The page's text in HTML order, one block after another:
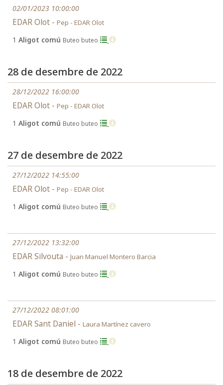
02/01/2023 10:00:00
EDAR Olot - Pep - EDAR Olot
1 Aligot comú Buteo buteo
28 de desembre de 2022
28/12/2022 16:00:00
EDAR Olot - Pep - EDAR Olot
1 Aligot comú Buteo buteo
27 de desembre de 2022
27/12/2022 14:55:00
EDAR Olot - Pep - EDAR Olot
1 Aligot comú Buteo buteo
27/12/2022 13:32:00
EDAR Silvouta - Juan Manuel Montero Barcia
1 Aligot comú Buteo buteo
27/12/2022 08:01:00
EDAR Sant Daniel - Laura Martínez cavero
1 Aligot comú Buteo buteo
18 de desembre de 2022